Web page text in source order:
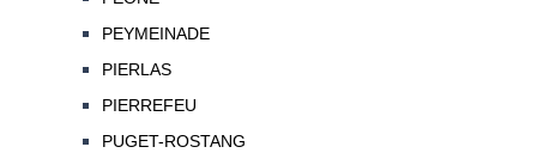
PEYMEINADE
PIERLAS
PIERREFEU
PUGET-ROSTANG